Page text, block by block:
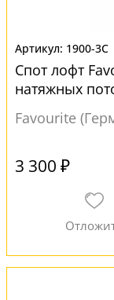
1900-3C
Спот лофт
натяжных
Favourite
3 300 ₽